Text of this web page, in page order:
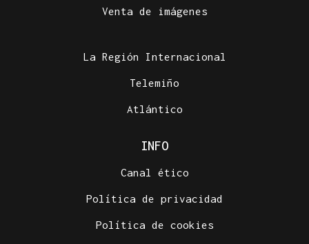
Venta de imágenes
La Región Internacional
Telemiño
Atlántico
INFO
Canal ético
Política de privacidad
Política de cookies